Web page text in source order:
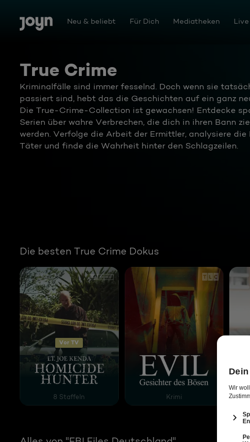
Zum Inhalt springen
Barrierefrei Neu & beliebt Für Dich Mediatheken
True Crime
Kriminalfälle sind immer fesselnd. Doch wenn sie
passiert sind, hebt das die Geschichten auf ein ganz
Die True-Crime-Collection ist gewachsen! Entdecke
Serien über wahre Verbrechen, die dich in ihren Bann
werden. Verfolge die Arbeit der Ermittler, analysiere die
Täter und finde die Wahrheit hinter den Schlagzeilen.
Die besten True Crime Dokus
Vor TV
Homicide Hunter - Dem Mörder auf der Spur
8 Staffeln
Evil - Gesichter des Bösen
Krimi